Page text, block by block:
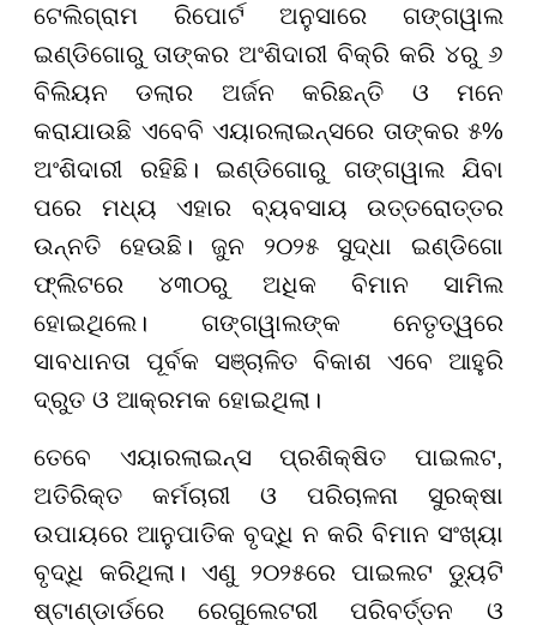
ଟେଲିଗ୍ରାମ ରିପୋର୍ଟ ଅନୁସାରେ ଗଙ୍ଗୱାଲ
ଇଣ୍ଡିଗୋରୁ ତାଙ୍କର ଅଂଶିଦାରୀ ବିକ୍ରି କରି ୪ରୁ ୬
ବିଲିୟନ ଡଲାର ଅର୍ଜନ କରିଛନ୍ତି ଓ ମନେ
କରାଯାଉଛି ଏବେବି ଏୟାରଲାଇନ୍ସରେ ତାଙ୍କର ୫%
ଅଂଶିଦାରୀ ରହିଛି। ଇଣ୍ଡିଗୋରୁ ଗଙ୍ଗୱାଲ ଯିବା
ପରେ ମଧ୍ୟ ଏହାର ବ୍ୟବସାୟ ଉତ୍ତରୋତ୍ତର
ଉନ୍ନତି ହେଉଛି। ଜୁନ ୨୦୨୫ ସୁଦ୍ଧା ଇଣ୍ଡିଗୋ
ଫ୍ଲିଟରେ ୪୩୦ରୁ ଅଧିକ ବିମାନ ସାମିଲ
ହୋଇଥିଲେ। ଗଙ୍ଗୱାଲଙ୍କ ନେତୃତ୍ୱରେ
ସାବଧାନତା ପୂର୍ବକ ସଞ୍ଚାଳିତ ବିକାଶ ଏବେ ଆହୁରି
ଦ୍ରୁତ ଓ ଆକ୍ରମକ ହୋଇଥିଲା।
ତେବେ ଏୟାରଲାଇନ୍ସ ପ୍ରଶିକ୍ଷିତ ପାଇଲଟ,
ଅତିରିକ୍ତ କର୍ମଚାରୀ ଓ ପରିଚାଳନା ସୁରକ୍ଷା
ଉପାୟରେ ଆନୁପାତିକ ବୃଦ୍ଧି ନ କରି ବିମାନ ସଂଖ୍ୟା
ବୃଦ୍ଧି କରିଥିଲା। ଏଣୁ ୨୦୨୫ରେ ପାଇଲଟ ଡ୍ୟୁଟି
ଷ୍ଟାଣ୍ଡାର୍ଡରେ ରେଗୁଲେଟରୀ ପରିବର୍ତ୍ତନ ଓ